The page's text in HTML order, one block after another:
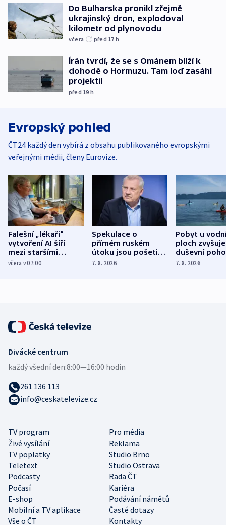
Do Bulharska pronikl zřejmě
ukrajinský dron, explodoval
kilometr od plynovodu
včera před 17 h
Írán tvrdí, že se s Ománem blíží k
dohodě o Hormuzu. Tam loď zasáhl
projektil
před 19 h
Evropský pohled
ČT24 každý den vybírá z obsahu publikovaného evropskými
veřejnými médii, členy Eurovize.
Falešní „lékaři“
vytvoření AI šíří
mezi staršími
Poláky nebezpečné
včera v 07:00
Spekulace o
přímém ruském
útoku jsou pošetilé,
míní estonský
7. 8. 2026
Pobyt u
ploch zvyšuje
duševní
ukázala
7. 8. 2026
TV program
Pro média
Živé vysílání
Reklama
TV poplatky
Studio Brno
Teletext
Studio Ostrava
Podcasty
Rada ČT
Počasí
Kariéra
E-shop
Podávání námětů
Mobilní a TV aplikace
Časté dotazy
Vše o ČT
Kontakty
Divácké centrum
každý všední den:8:00—16:00 hodin
261 136 113
info@ceskatelevize.cz